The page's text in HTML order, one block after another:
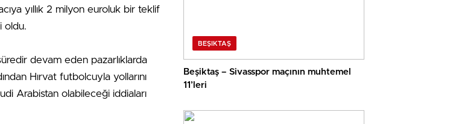
yıllık 2 milyon euroluk bir teklif
oldu.
devam eden pazarlıklarda
Hırvat futbolcuyla yollarını
Arabistan olabileceği iddiaları
BEŞIKTAŞ
Beşiktaş – Sivasspor maçının muhtemel
11’leri